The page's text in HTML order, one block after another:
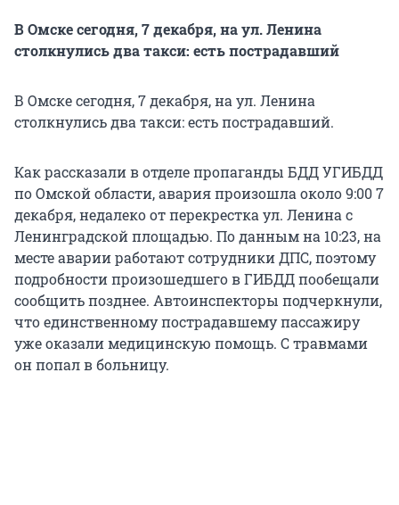
В Омске сегодня, 7 декабря, на ул. Ленина
столкнулись два такси: есть пострадавший
В Омске сегодня, 7 декабря, на ул. Ленина
столкнулись два такси: есть пострадавший.
Как рассказали в отделе пропаганды БДД УГИБДД
по Омской области, авария произошла около 9:00 7
декабря, недалеко от перекрестка ул. Ленина с
Ленинградской площадью. По данным на 10:23, на
месте аварии работают сотрудники ДПС, поэтому
подробности произошедшего в ГИБДД пообещали
сообщить позднее. Автоинспекторы подчеркнули,
что единственному пострадавшему пассажиру
уже оказали медицинскую помощь. С травмами
он попал в больницу.